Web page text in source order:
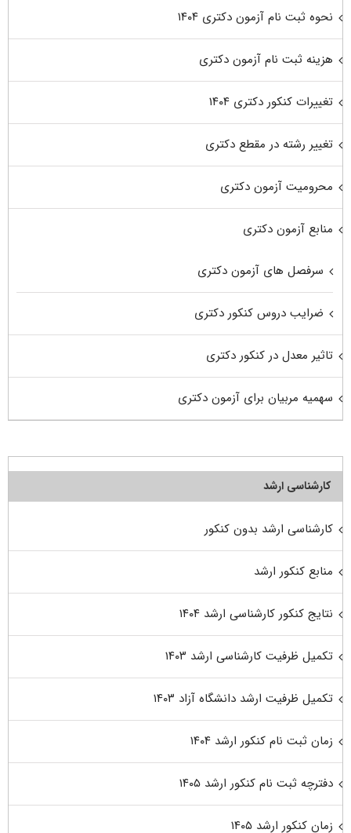
نحوه ثبت نام آزمون دکتری ۱۴۰۴
هزینه ثبت نام آزمون دکتری
تغییرات کنکور دکتری ۱۴۰۴
تغییر رشته در مقطع دکتری
محرومیت آزمون دکتری
منابع آزمون دکتری
سرفصل های آزمون دکتری
ضرایب دروس کنکور دکتری
تاثیر معدل در کنکور دکتری
سهمیه مربیان برای آزمون دکتری
کارشناسی ارشد
کارشناسی ارشد بدون کنکور
منابع کنکور ارشد
نتایج کنکور کارشناسی ارشد ۱۴۰۴
تکمیل ظرفیت کارشناسی ارشد ۱۴۰۳
تکمیل ظرفیت ارشد دانشگاه آزاد ۱۴۰۳
زمان ثبت نام کنکور ارشد ۱۴۰۴
دفترچه ثبت نام کنکور ارشد ۱۴۰۵
زمان کنکور ارشد ۱۴۰۵